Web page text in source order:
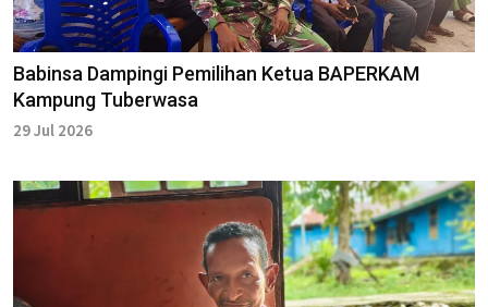
Babinsa Dampingi Pemilihan Ketua BAPERKAM
Kampung Tuberwasa
29 Jul 2026